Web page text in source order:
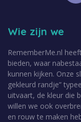
Wie zijn we
RememberMe.nl
bieden, waar
kunnen kijken. Onze
gekleurd randje”
uitvaart, de kleur die
willen we ook
en rouw te maken